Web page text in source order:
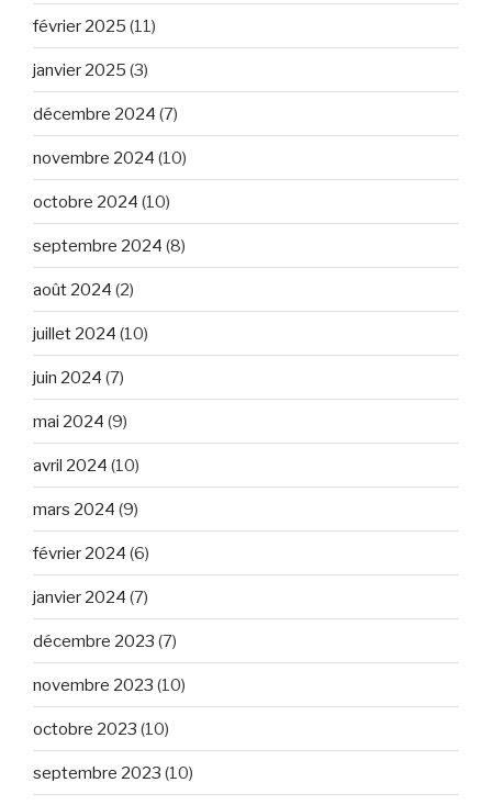
février 2025 (11)
janvier 2025 (3)
décembre 2024 (7)
novembre 2024 (10)
octobre 2024 (10)
septembre 2024 (8)
août 2024 (2)
juillet 2024 (10)
juin 2024 (7)
mai 2024 (9)
avril 2024 (10)
mars 2024 (9)
février 2024 (6)
janvier 2024 (7)
décembre 2023 (7)
novembre 2023 (10)
octobre 2023 (10)
septembre 2023 (10)